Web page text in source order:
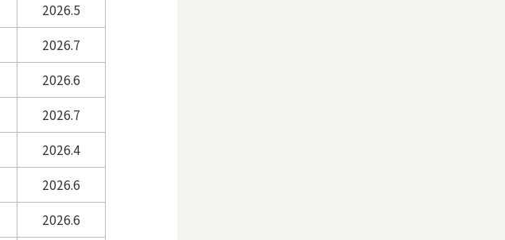
2026.5
2026.7
2026.6
2026.7
2026.4
2026.6
2026.6